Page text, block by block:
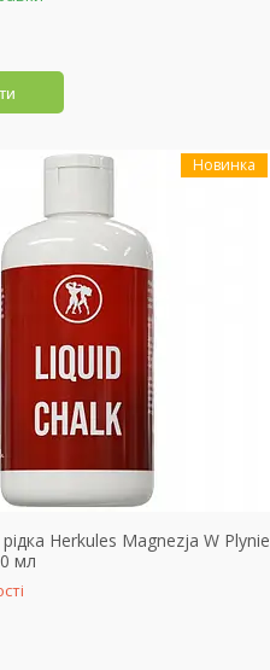
Новинка
Herkules Magnezja W Plynie
мл